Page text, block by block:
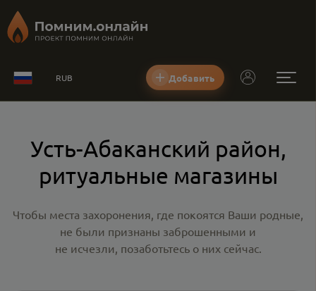
RUB Добавить
Усть-Абаканский район,
ритуальные магазины
Чтобы места захоронения, где покоятся Ваши родные,
не были признаны заброшенными и
не исчезли, позаботьтесь о них сейчас.